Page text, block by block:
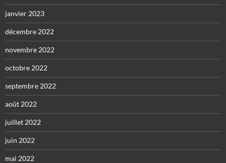
janvier 2023
décembre 2022
novembre 2022
octobre 2022
septembre 2022
août 2022
juillet 2022
juin 2022
mai 2022